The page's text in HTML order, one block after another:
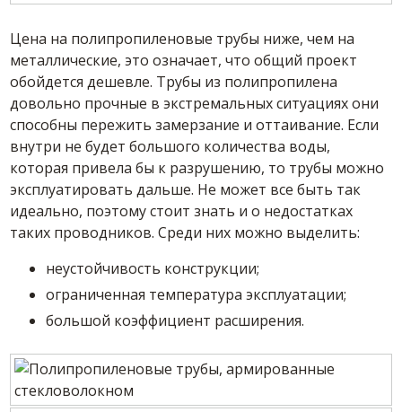
Цена на полипропиленовые трубы ниже, чем на
металлические, это означает, что общий проект
обойдется дешевле. Трубы из полипропилена
довольно прочные в экстремальных ситуациях они
способны пережить замерзание и оттаивание. Если
внутри не будет большого количества воды,
которая привела бы к разрушению, то трубы можно
эксплуатировать дальше. Не может все быть так
идеально, поэтому стоит знать и о недостатках
таких проводников. Среди них можно выделить:
неустойчивость конструкции;
ограниченная температура эксплуатации;
большой коэффициент расширения.